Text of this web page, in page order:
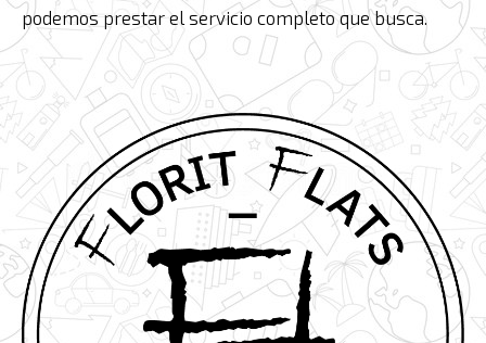
podemos prestar el servicio completo que busca.